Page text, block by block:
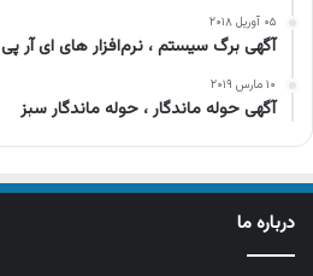
۰۵ آوریل ۲۰۱۸
آگهی برگ سیستم ، نرم‌افزار های ای آر پی
۱۰ مارس ۲۰۱۹
آگهی حوله ماندگار ، حوله ماندگار سبز
درباره ما